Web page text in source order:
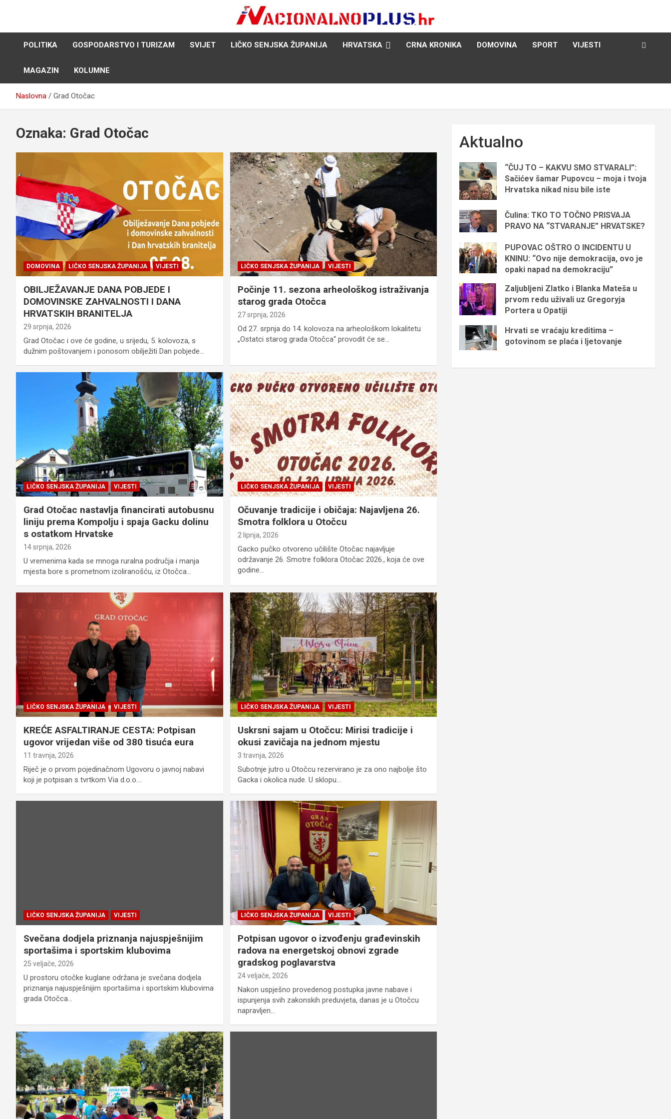
NacionalnoPlus.hr
Nacija želi znati više
POLITIKA
GOSPODARSTVO I TURIZAM SVIJET LIČKO SENJSKA ŽUPANIJA HRVATSKA CRNA KRONIKA DOMOVINA SPORT VIJESTI
MAGAZIN KOLUMNE
Naslovna Grad Otočac
Oznaka: Grad Otočac
DOMOVINA LIČKO SENJSKA ŽUPANIJA VIJESTI
OBILJEŽAVANJE DANA POBJEDE I
DOMOVINSKE ZAHVALNOSTI I DANA
HRVATSKIH BRANITELJA
29 srpnja, 2026
Grad Otočac i ove će godine, u srijedu, 5. kolovoza, s
dužnim poštovanjem i ponosom obilježiti Dan pobjede…
LIČKO SENJSKA ŽUPANIJA VIJESTI
Počinje 11. sezona arheološkog istraživanja
starog grada Otočca
27 srpnja, 2026
Od 27. srpnja do 14. kolovoza na arheološkom lokalitetu
„Ostatci starog grada Otočca“ provodit će se…
LIČKO SENJSKA ŽUPANIJA VIJESTI
Grad Otočac nastavlja financirati autobusnu
liniju prema Kompolju i spaja Gacku dolinu
s ostatkom Hrvatske
14 srpnja, 2026
U vremenima kada se mnoga ruralna područja i manja
mjesta bore s prometnom izoliranošću, iz Otočca…
LIČKO SENJSKA ŽUPANIJA VIJESTI
Očuvanje tradicije i običaja: Najavljena 26.
Smotra folklora u Otočcu
2 lipnja, 2026
Gacko pučko otvoreno učilište Otočac najavljuje
održavanje 26. Smotre folklora Otočac 2026., koja će ove
godine…
LIČKO SENJSKA ŽUPANIJA VIJESTI
KREĆE ASFALTIRANJE CESTA: Potpisan
ugovor vrijedan više od 380 tisuća eura
11 travnja, 2026
Riječ je o prvom pojedinačnom Ugovoru o javnoj nabavi
koji je potpisan s tvrtkom Via d.o.o.…
LIČKO SENJSKA ŽUPANIJA VIJESTI
Uskrsni sajam u Otočcu: Mirisi tradicije i
okusi zavičaja na jednom mjestu
3 travnja, 2026
Subotnje jutro u Otočcu rezervirano je za ono najbolje što
Gacka i okolica nude. U sklopu…
LIČKO SENJSKA ŽUPANIJA VIJESTI
Svečana dodjela priznanja najuspješnijim
sportašima i sportskim klubovima
25 veljače, 2026
U prostoru otočke kuglane održana je svečana dodjela
priznanja najuspješnijim sportašima i sportskim klubovima
grada Otočca…
LIČKO SENJSKA ŽUPANIJA VIJESTI
Potpisan ugovor o izvođenju građevinskih
radova na energetskoj obnovi zgrade
gradskog poglavarstva
24 veljače, 2026
Nakon uspješno provedenog postupka javne nabave i
ispunjenja svih zakonskih preduvjeta, danas je u Otočcu
napravljen…
Aktualno
“ČUJ TO – KAKVU SMO STVARALI”:
Sačićev šamar Pupovcu – moja i tvoja
Hrvatska nikad nisu bile iste
Čulina: TKO TO TOČNO PRISVAJA
PRAVO NA “STVARANJE” HRVATSKE?
PUPOVAC OŠTRO O INCIDENTU U
KNINU: “Ovo nije demokracija, ovo je
opaki napad na demokraciju”
Zaljubljeni Zlatko i Blanka Mateša u
prvom redu uživali uz Gregoryja
Portera u Opatiji
Hrvati se vraćaju kreditima –
gotovinom se plaća i ljetovanje